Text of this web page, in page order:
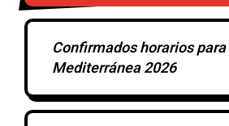
Confirmados horarios
Mediterránea 2026